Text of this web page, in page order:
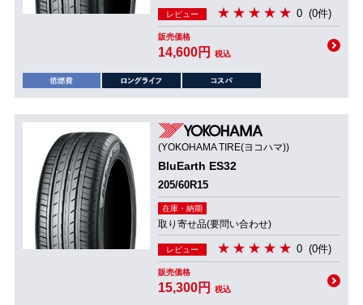
レビュー 0 (0件)
販売価格
14,600円 税込
(YOKOHAMA TIRE(ヨコハマ))
BluEarth ES32
205/60R15
在庫・納期
取り寄せ品(要問い合わせ)
レビュー 0 (0件)
販売価格
15,300円 税込